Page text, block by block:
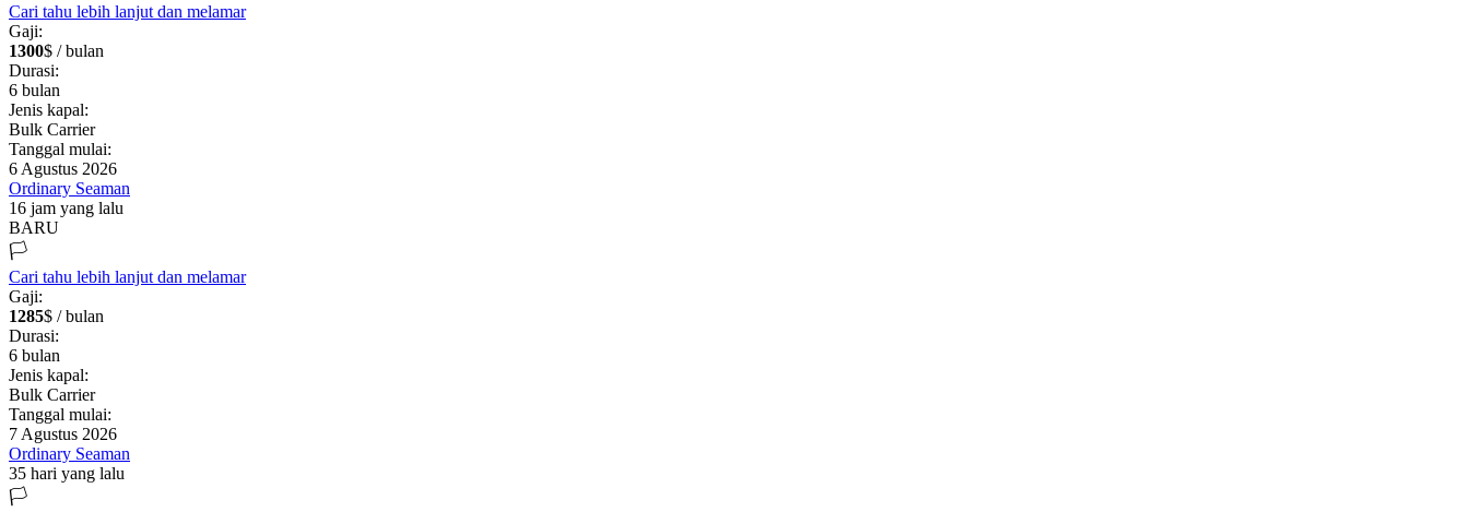
Cari tahu lebih lanjut dan melamar
Gaji:
1300$ / bulan
Durasi:
6 bulan
Jenis kapal:
Bulk Carrier
Tanggal mulai:
6 Agustus 2026
Ordinary Seaman
16 jam yang lalu
BARU
🏳️
Cari tahu lebih lanjut dan melamar
Gaji:
1285$ / bulan
Durasi:
6 bulan
Jenis kapal:
Bulk Carrier
Tanggal mulai:
7 Agustus 2026
Ordinary Seaman
35 hari yang lalu
🏳️